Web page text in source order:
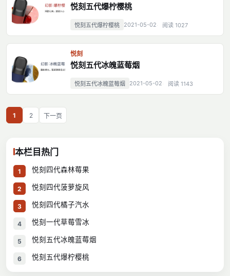
悦刻五代爆柠樱桃
悦刻五代爆柠樱桃 2021-05-02 阅读 1027
悦刻
悦刻五代冰魄蓝莓烟
悦刻五代冰魄蓝莓烟 2021-05-02 阅读 1143
1 2 下一页
本栏目热门
1 悦刻四代森林莓果
2 悦刻四代菠萝旋风
3 悦刻四代橘子汽水
4 悦刻一代草莓雪冰
5 悦刻五代冰魄蓝莓烟
6 悦刻五代爆柠樱桃